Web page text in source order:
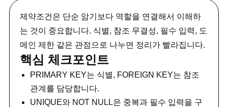
제약조건은 단순 암기보다 역할을 연결해서 이해하
는 것이 중요합니다. 식별, 참조 무결성, 필수 입력, 도
메인 제한 같은 관점으로 나누면 정리가 빨라집니다.
핵심 체크포인트
PRIMARY KEY는 식별, FOREIGN KEY는 참조
관계를 담당합니다.
UNIQUE와 NOT NULL은 중복과 필수 입력을 구